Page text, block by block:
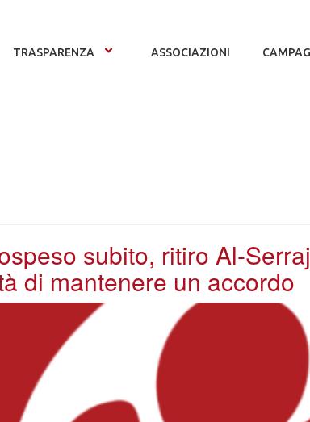
TRASPARENZA ASSOCIAZIONI
subito, ritiro Al-
di mantenere un accordo